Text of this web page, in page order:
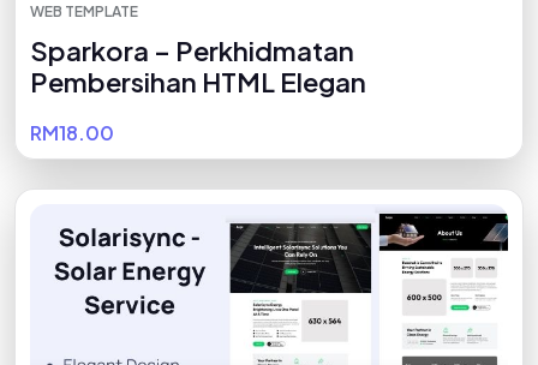
WEB TEMPLATE
Sparkora – Perkhidmatan
Pembersihan HTML Elegan
RM18.00